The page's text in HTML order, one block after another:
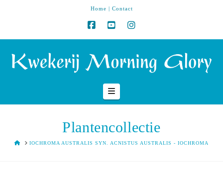
Home | Contact
Navigation
Plantencollectie
HOMEIOCHROMA AUSTRALIS SYN. ACNISTUS AUSTRALIS - IOCHROMA